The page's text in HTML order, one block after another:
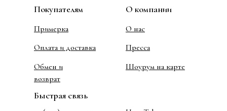
Примерка
О нас
Оплата и доставка
Обмен и
возврат
Покупателям О компании
Пресса
Шоурум на карте
Быстрая связь